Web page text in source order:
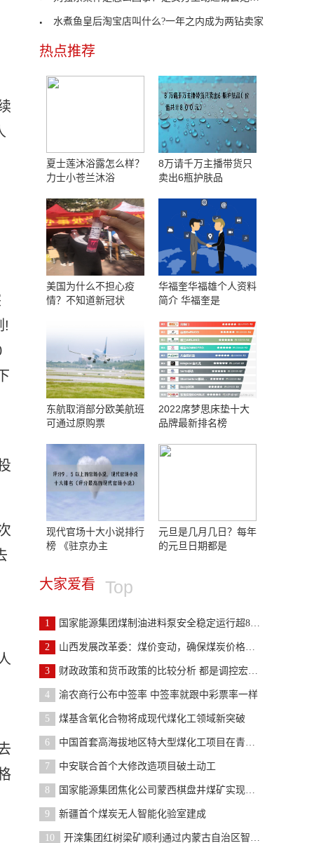
!
水煮鱼皇后淘宝店叫什么?一年之内成为两钻卖家
热点推荐
夏士莲沐浴露怎么样？
力士小苍兰沐浴
8万请千万主播带货只
卖出6瓶护肤品
美国为什么不担心疫
情？不知道新冠状
华福奎华福雄个人资料
简介 华福奎是
东航取消部分欧美航班
可通过原购票
2022席梦思床垫十大
品牌最新排名榜
现代官场十大小说排行
榜 《驻京办主
元旦是几月几日？每年
的元旦日期都是
大家爱看 Top
1 国家能源集团煤制油进料泵安全稳定运行超8000小时
2 山西发展改革委：煤价变动，确保煤炭价格在合理区间
3 财政政策和货币政策的比较分析 都是调控宏观经济的
4 渝农商行公布中签率 中签率就跟中彩票率一样
5 煤基含氧化合物将成现代煤化工领域新突破
6 中国首套高海拔地区特大型煤化工项目在青海格尔木开
7 中安联合首个大修改造项目破土动工
8 国家能源集团焦化公司蒙西棋盘井煤矿实现液体浓度自
9 新疆首个煤炭无人智能化验室建成
10 开滦集团红树梁矿顺利通过内蒙古自治区智能化矿井验